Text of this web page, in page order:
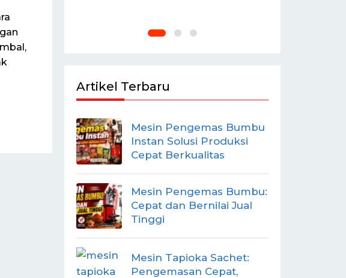
Artikel Terbaru
Mesin Pengemas Bumbu
Instan Solusi Produksi
Cepat Berkualitas
Mesin Pengemas Bumbu:
Cepat dan Bernilai Jual
Tinggi
Mesin Tapioka Sachet:
Pengemasan Cepat,